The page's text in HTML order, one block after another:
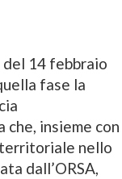
14 febbraio
fase la
insieme con
territoriale nello
dall’ORSA,